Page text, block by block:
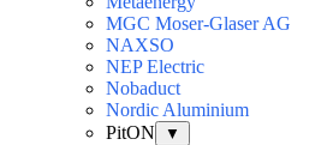
MGC Moser-Glaser AG
NAXSO
NEP Electric
Nobaduct
Nordic Aluminium
PitON
▼